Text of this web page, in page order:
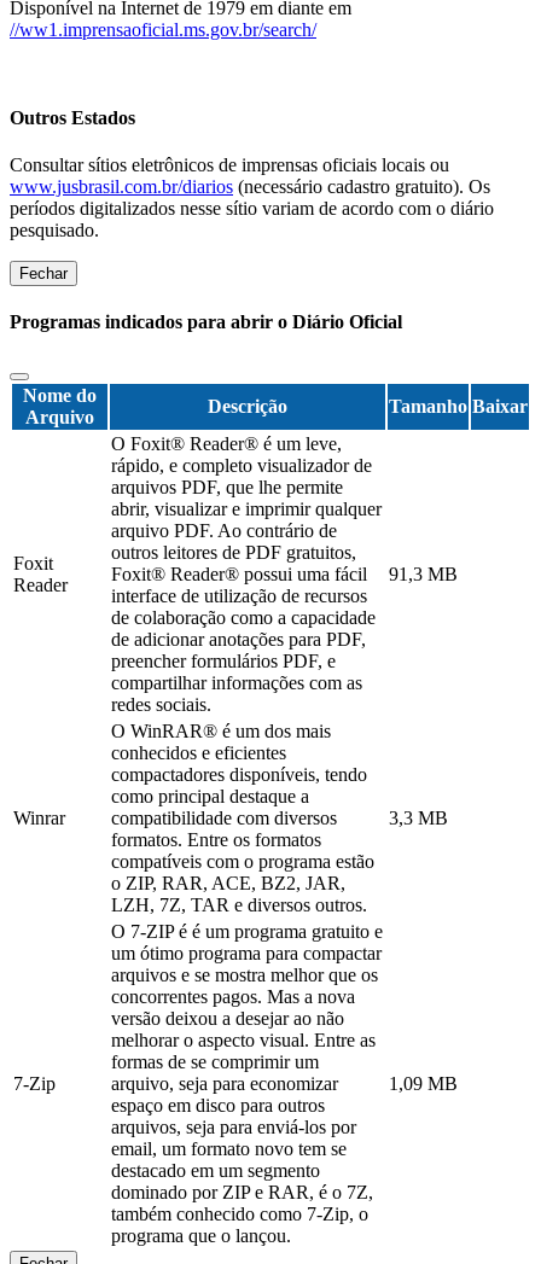
Disponível na Internet de 1979 em diante em
//ww1.imprensaoficial.ms.gov.br/search/
Outros Estados
Consultar sítios eletrônicos de imprensas oficiais locais ou
www.jusbrasil.com.br/diarios (necessário cadastro gratuito). Os
períodos digitalizados nesse sítio variam de acordo com o diário
pesquisado.
Fechar
Programas indicados para abrir o Diário Oficial
Nome do
Arquivo
Descrição Tamanho Baixar
Foxit
Reader
O Foxit® Reader® é um leve,
rápido, e completo visualizador de
arquivos PDF, que lhe permite
abrir, visualizar e imprimir qualquer
arquivo PDF. Ao contrário de
outros leitores de PDF gratuitos,
Foxit® Reader® possui uma fácil
interface de utilização de recursos
de colaboração como a capacidade
de adicionar anotações para PDF,
preencher formulários PDF, e
compartilhar informações com as
redes sociais.
91,3 MB
Winrar
O WinRAR® é um dos mais
conhecidos e eficientes
compactadores disponíveis, tendo
como principal destaque a
compatibilidade com diversos
formatos. Entre os formatos
compatíveis com o programa estão
o ZIP, RAR, ACE, BZ2, JAR,
LZH, 7Z, TAR e diversos outros.
3,3 MB
7-Zip
O 7-ZIP é é um programa gratuito e
um ótimo programa para compactar
arquivos e se mostra melhor que os
concorrentes pagos. Mas a nova
versão deixou a desejar ao não
melhorar o aspecto visual. Entre as
formas de se comprimir um
arquivo, seja para economizar
espaço em disco para outros
arquivos, seja para enviá-los por
email, um formato novo tem se
destacado em um segmento
dominado por ZIP e RAR, é o 7Z,
também conhecido como 7-Zip, o
programa que o lançou.
1,09 MB